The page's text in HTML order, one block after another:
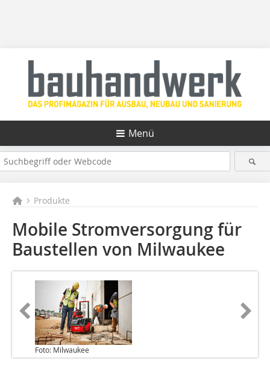
Menü
Produkte
Mobile Stromversorgung für
Baustellen von Milwaukee
Foto: Milwaukee